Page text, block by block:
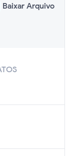
Baixar Arquivo